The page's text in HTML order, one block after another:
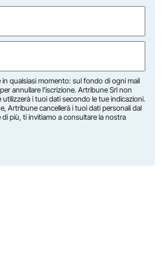
in qualsiasi momento: sul fondo di ogni mail
annullare l’iscrizione. Artribune Srl non
i tuoi dati secondo le tue indicazioni.
Artribune cancellerà i tuoi dati personali dal
più, ti invitiamo a consultare la nostra